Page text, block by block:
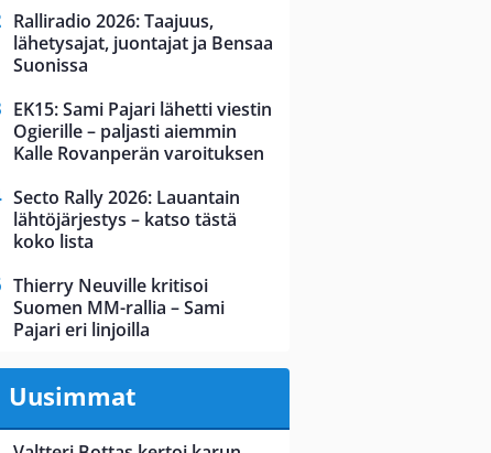
Ralliradio 2026: Taajuus,
lähetysajat, juontajat ja Bensaa
Suonissa
EK15: Sami Pajari lähetti viestin
Ogierille – paljasti aiemmin
Kalle Rovanperän varoituksen
Secto Rally 2026: Lauantain
lähtöjärjestys – katso tästä
koko lista
Thierry Neuville kritisoi
Suomen MM-rallia – Sami
Pajari eri linjoilla
Uusimmat